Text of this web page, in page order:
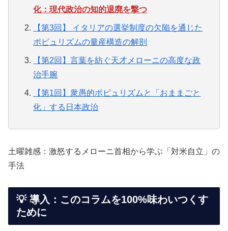
化：現代政治の知的退廃を撃つ
【第3回】 イタリアの選挙制度の欠陥を通じた
ポピュリズムの量産構造の解剖
【第2回】言葉を紡ぐ天才メローニの高度な政
治手腕
【第1回】衆愚的ポピュリズムと「おままごと
化」する日本政治
土曜雑感：激怒するメローニ首相から学ぶ「対米自立」の
手法
💡 導入：このコラムを100%味わいつくす
ために